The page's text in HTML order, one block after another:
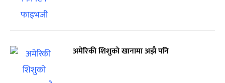
अमेरिकी शिशुको खानामा अझै पनि